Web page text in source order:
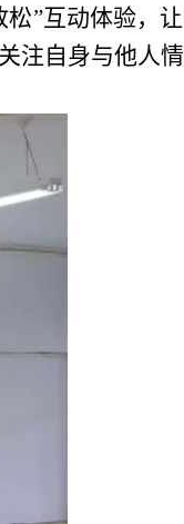
”互动体验，
注自身与他人